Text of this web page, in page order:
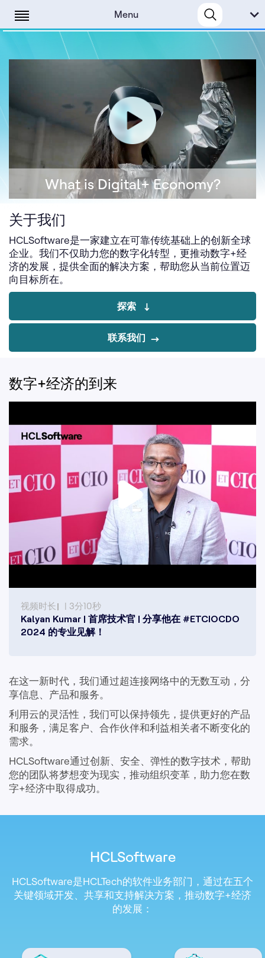
What is Digital+ Economy?
关于我们
HCLSoftware是一家建立在可靠传统基础上的创新全球
企业。我们不仅助力您的数字化转型，更推动数字+经
济的发展，提供全面的解决方案，帮助您从当前位置迈
向目标所在。
探索
联系我们
Menu
数字+经济的到来
视频时长 | 3分10秒
Kalyan Kumar | 首席技术官 | 分享他在 #ETCIOCDO
2024 的专业见解！
在这一新时代，我们通过超连接网络中的无数互动，分
享信息、产品和服务。
利用云的灵活性，我们可以保持领先，提供更好的产品
和服务，满足客户、合作伙伴和利益相关者不断变化的
需求。
HCLSoftware通过创新、安全、弹性的数字技术，帮助
您的团队将梦想变为现实，推动组织变革，助力您在数
字+经济中取得成功。
HCLSoftware
HCLSoftware是HCLTech的软件业务部门，通过在五个
关键领域开发、共享和支持解决方案，推动数字+经济
的发展：